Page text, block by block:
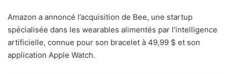
Amazon a annoncé l’acquisition de Bee, une startup
spécialisée dans les wearables alimentés par l’intelligence
artificielle, connue pour son bracelet à 49,99 $ et son
application Apple Watch.